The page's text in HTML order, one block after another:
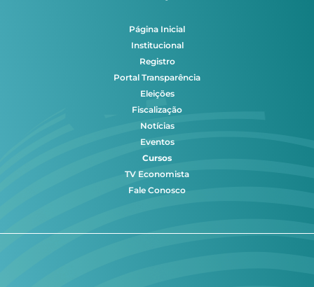
Página Inicial
Institucional
Registro
Portal Transparência
Eleições
Fiscalização
Notícias
Eventos
Cursos
TV Economista
Fale Conosco